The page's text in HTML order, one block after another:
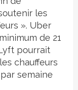
les
». Uber
de 21
pourrait
chauffeurs
semaine